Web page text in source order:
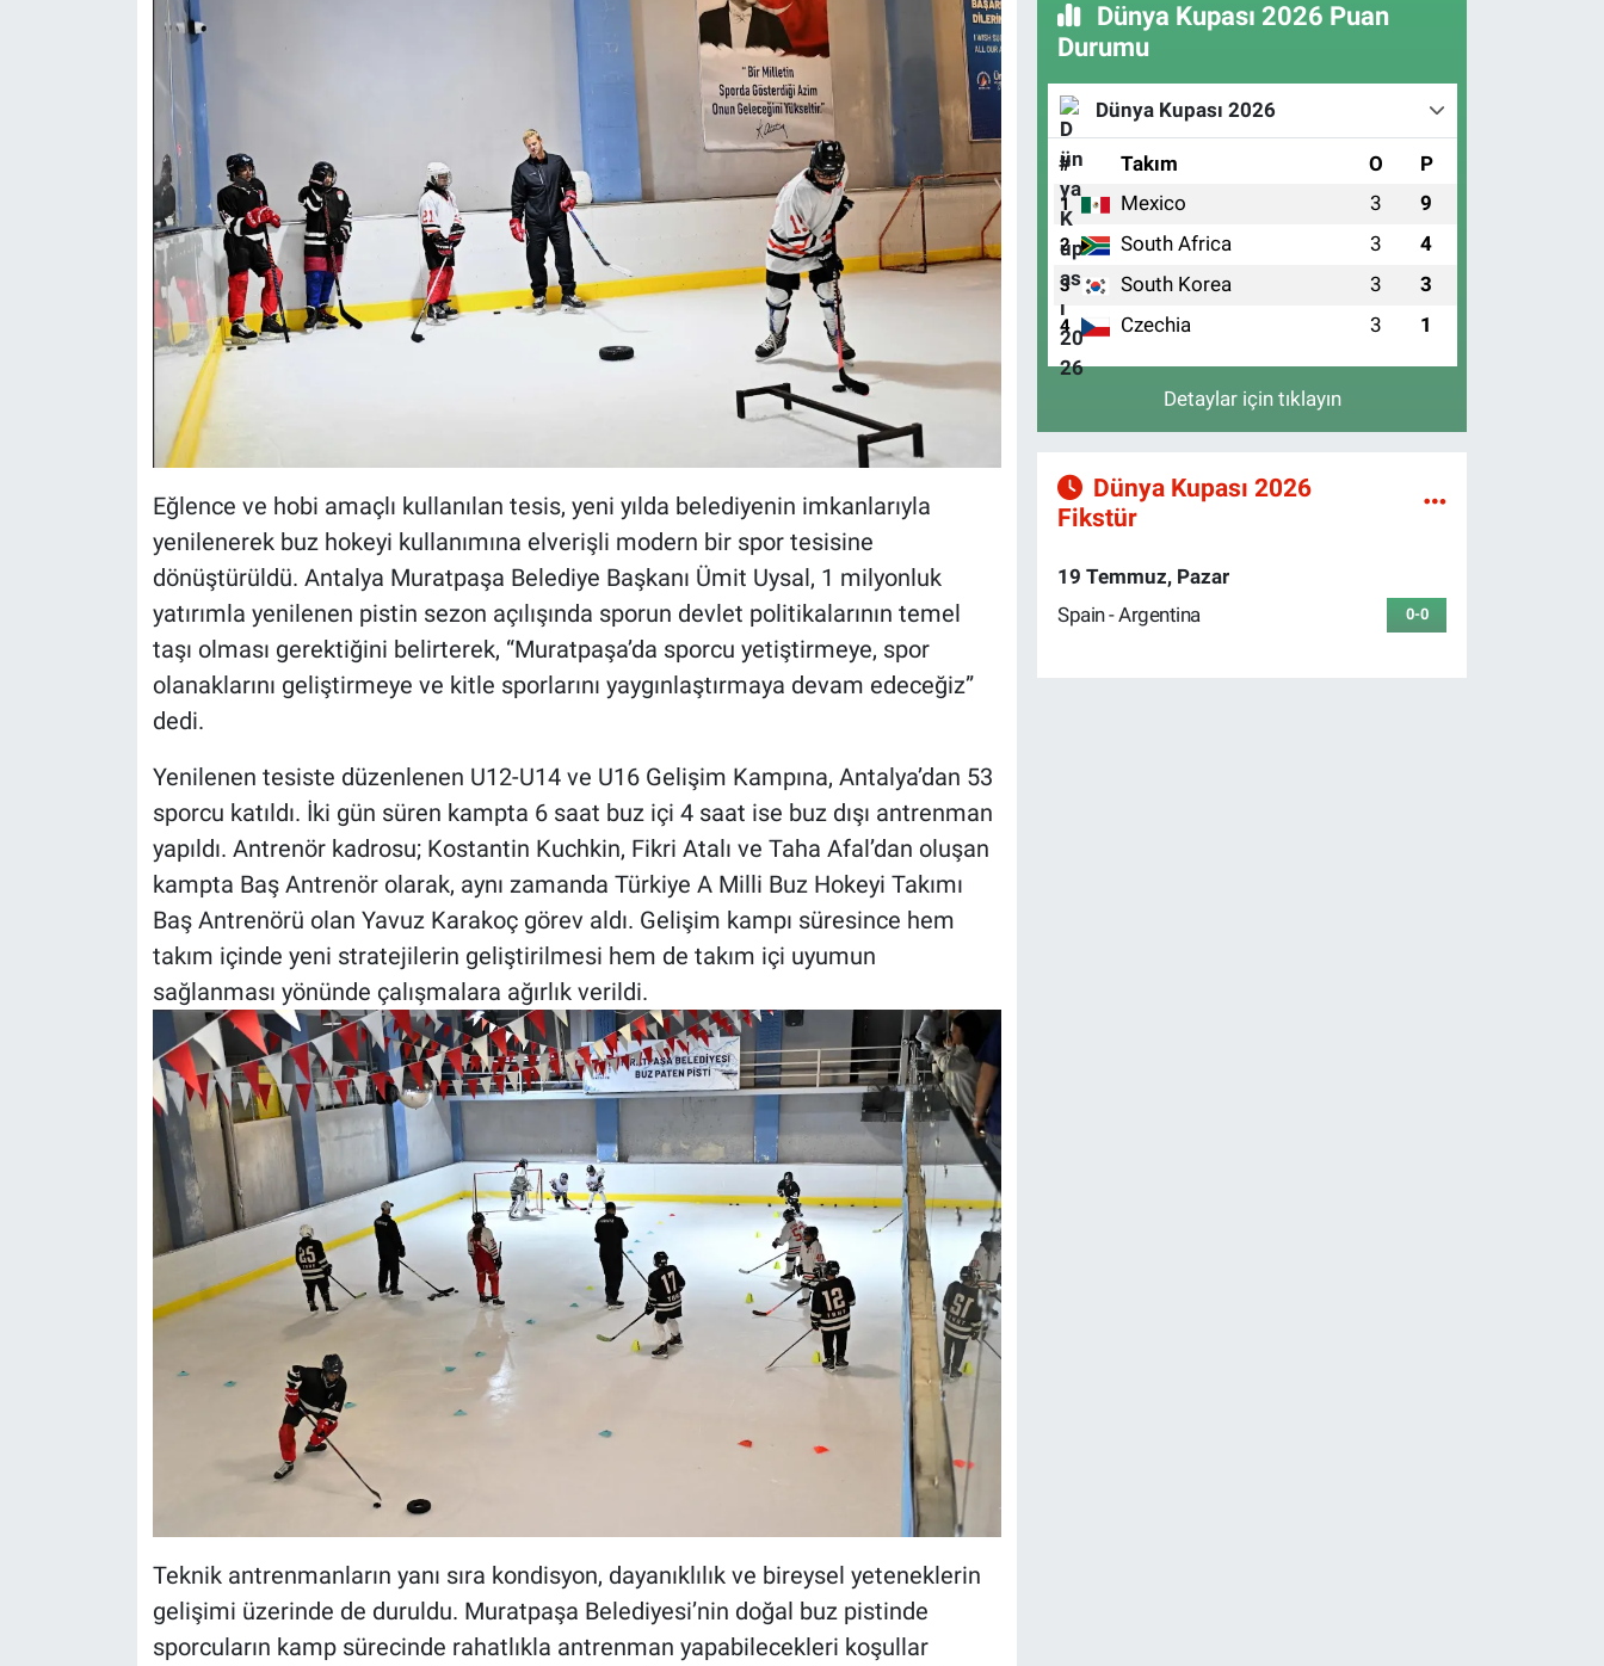
Eğlence ve hobi amaçlı kullanılan tesis, yeni yılda belediyenin imkanlarıyla
yenilenerek buz hokeyi kullanımına elverişli modern bir spor tesisine
dönüştürüldü. Antalya Muratpaşa Belediye Başkanı Ümit Uysal, 1 milyonluk
yatırımla yenilenen pistin sezon açılışında sporun devlet politikalarının temel
taşı olması gerektiğini belirterek, “Muratpaşa’da sporcu yetiştirmeye, spor
olanaklarını geliştirmeye ve kitle sporlarını yaygınlaştırmaya devam edeceğiz”
dedi.
Yenilenen tesiste düzenlenen U12-U14 ve U16 Gelişim Kampına, Antalya’dan 53
sporcu katıldı. İki gün süren kampta 6 saat buz içi 4 saat ise buz dışı antrenman
yapıldı. Antrenör kadrosu; Kostantin Kuchkin, Fikri Atalı ve Taha Afal’dan oluşan
kampta Baş Antrenör olarak, aynı zamanda Türkiye A Milli Buz Hokeyi Takımı
Baş Antrenörü olan Yavuz Karakoç görev aldı. Gelişim kampı süresince hem
takım içinde yeni stratejilerin geliştirilmesi hem de takım içi uyumun
sağlanması yönünde çalışmalara ağırlık verildi.
Teknik antrenmanların yanı sıra kondisyon, dayanıklılık ve bireysel yeteneklerin
gelişimi üzerinde de duruldu. Muratpaşa Belediyesi’nin doğal buz pistinde
sporcuların kamp sürecinde rahatlıkla antrenman yapabilecekleri koşullar
Dünya Kupası 2026 Puan
Durumu
Dünya Kupası 2026
# Takım O P
1 Mexico 3 9
2 South Africa 3 4
3 South Korea 3 3
4 Czechia 3 1
Detaylar için tıklayın
Dünya Kupası 2026
Fikstür
19 Temmuz, Pazar
Spain - Argentina
0-0